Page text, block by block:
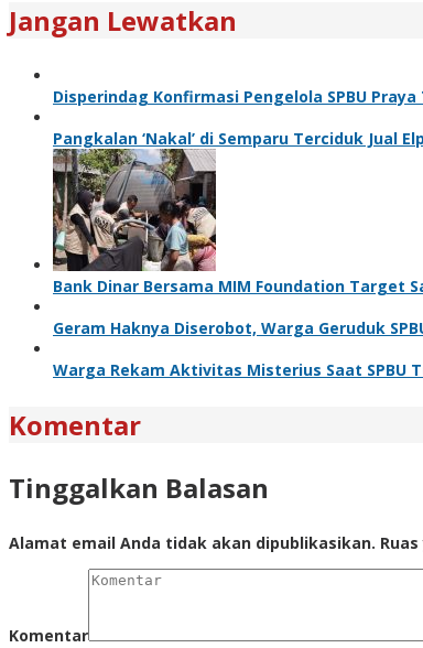
Jangan Lewatkan
Disperindag Konfirmasi Pengelola SPBU
Pangkalan ‘Nakal’ di Semparu Terciduk Jual
Bank Dinar Bersama MIM Foundation Target
Geram Haknya Diserobot, Warga Geruduk
Warga Rekam Aktivitas Misterius Saat SPBU
Komentar
Tinggalkan Balasan
Alamat email Anda tidak akan dipublikasikan.
Komentar